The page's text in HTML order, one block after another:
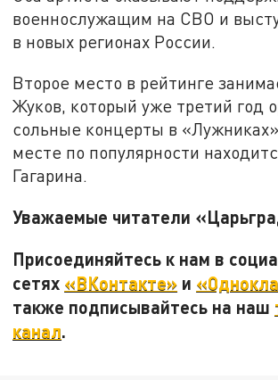
военнослужащим на СВО и
в новых регионах России.
Второе место в рейтинге
Жуков, который уже третий год
сольные концерты в
месте по популярности
Гагарина.
Уважаемые читатели
Присоединяйтесь к нам в
сетях «ВКонтакте» и
также подписывайтесь на наш
канал.